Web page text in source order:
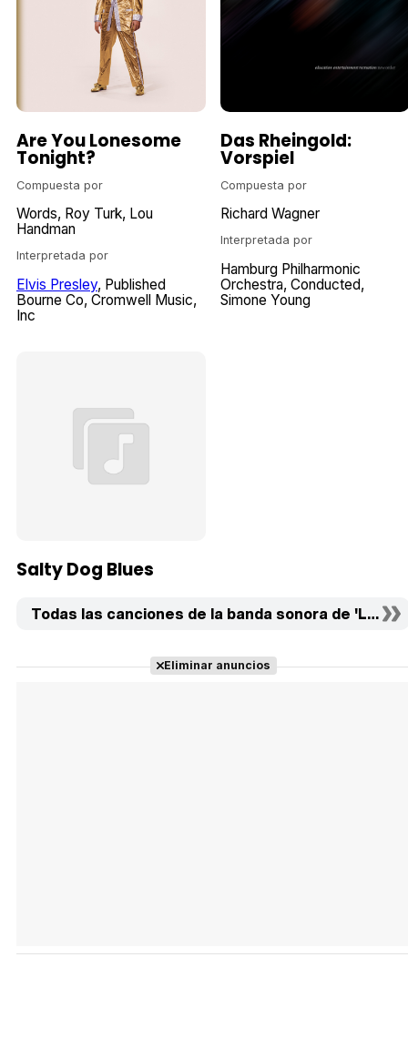
Are You Lonesome
Tonight?
Compuesta por
Words Roy Turk Lou
Handman
Interpretada por
Elvis Presley Published
Bourne Co Cromwell Music
Inc
Das Rheingold:
Vorspiel
Compuesta por
Richard Wagner
Interpretada por
Hamburg Philharmonic
Orchestra Conducted
Simone Young
Salty Dog Blues
Todas las canciones de la banda sonora de 'Lo
Eliminar anuncios